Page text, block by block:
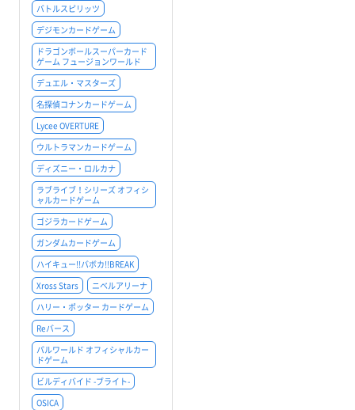
バトルスピリッツ
デジモンカードゲーム
ドラゴンボールスーパーカード
ゲーム フュージョンワールド
デュエル・マスターズ
名探偵コナンカードゲーム
Lycee OVERTURE
ウルトラマンカードゲーム
ディズニー・ロルカナ
ラブライブ！シリーズ オフィシ
ャルカードゲーム
ゴジラカードゲーム
ガンダムカードゲーム
ハイキュー!!バボカ!!BREAK
Xross Stars
ニベルアリーナ
ハリー・ポッター カードゲーム
Reバース
パルワールド オフィシャルカー
ドゲーム
ビルディバイド -ブライト-
OSICA